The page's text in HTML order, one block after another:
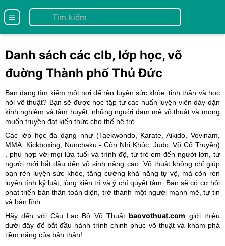
menu
Danh sách các clb, lớp học, võ
đuờng Thành phố Thủ Đức
Bạn đang tìm kiếm một nơi để rèn luyện sức khỏe, tinh thần và học
hỏi võ thuật? Bạn sẽ được học tập từ các huấn luyện viên dày dặn
kinh nghiệm và tâm huyết, những người đam mê võ thuật và mong
muốn truyền đạt kiến thức cho thế hệ trẻ.
Các lớp học đa dạng như (Taekwondo, Karate , Aikido , Vovinam
MMA , Kickboxing , Nunchaku - Côn Nhị Khúc, Judo, Võ Cổ Truyền)
, phù hợp với mọi lứa tuổi và trình độ, từ trẻ em đến người lớn, từ
người mới bắt đầu đến võ sinh nâng cao. Võ thuật không chỉ giúp
bạn rèn luyện sức khỏe, tăng cường khả năng tự vệ, mà còn rèn
luyện tính kỷ luật, lòng kiên trì và ý chí quyết tâm. Bạn sẽ có cơ hội
phát triển bản thân toàn diện, trở thành một người mạnh mẽ, tự tin
và bản lĩnh.
Hãy đến với Câu Lạc Bộ Võ Thuậtbaovothuat.com giới thiệu
dưới đây để bắt đầu hành trình chinh phục võ thuật và khám phá
tiềm năng của bản thân!